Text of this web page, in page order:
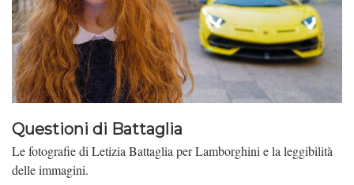
Questioni di Battaglia
Le fotografie di Letizia Battaglia per Lamborghini e la leggibilità
delle immagini.